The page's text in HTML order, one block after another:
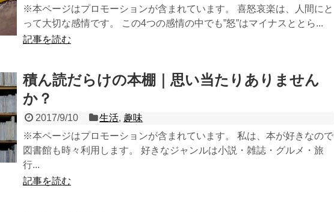
※本ページはプロモーションが含まれています。 喜怒哀楽は、人間にと
って大切な感情です。 この4つの感情の中でも”怒”はマイナスととら...
記事を読む
積ん読だらけの本棚｜思い当たりありません
か？
2017/9/10 生活, 趣味
※本ページはプロモーションが含まれています。 私は、本が好きなので
図書館も時々利用します。 好きなジャンルは小説・雑誌・グルメ・旅
行...
記事を読む